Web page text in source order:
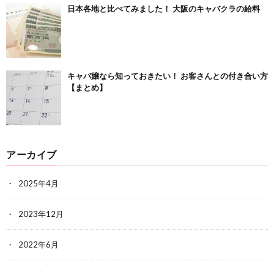
日本各地と比べてみました！ 大阪のキャバクラの給料
キャバ嬢なら知っておきたい！ お客さんとの付き合い方
【まとめ】
アーカイブ
2025年4月
2023年12月
2022年6月